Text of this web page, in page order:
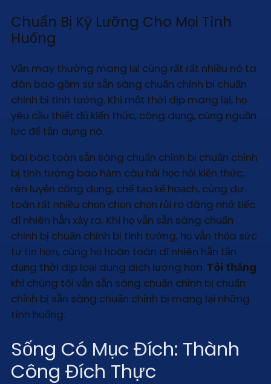
Chuẩn Bị Kỹ Lưỡng Cho Mọi Tình
Huống
Vận may thường mang lại cùng rất rất nhiều nó ta
dân bao gồm sự sẵn sàng chuẩn chỉnh bị chuẩn
chỉnh bị tinh tướng. Khi một thời dịp mang lại, họ
yêu cầu thiết đủ kiến thức, công dụng, cùng nguồn
lực để tận dụng nó.
bài bác toán sẵn sàng chuẩn chỉnh bị chuẩn chỉnh
bị tinh tướng bao hàm câu hỏi học hỏi kiến thức,
rèn luyện công dụng, chế tạo kế hoạch, cùng dự
toán rất nhiều chọn chọn chọn rủi ro đáng nhớ tiếc
dĩ nhiên hẳn xảy ra. Khi họ vẫn sẵn sàng chuẩn
chỉnh bị chuẩn chỉnh bị tinh tướng, họ vẫn thỏa sức
tự tin hơn, cùng họ hoàn toàn dĩ nhiên hẳn tận
dụng thời dịp loại dung dịch lượng hơn. Tôi thắng
khi chúng tôi vẫn sẵn sàng chuẩn chỉnh bị chuẩn
chỉnh bị sẵn sàng chuẩn chỉnh bị mang lại những
tình huống.
Sống Có Mục Đích: Thành
Công Đích Thực